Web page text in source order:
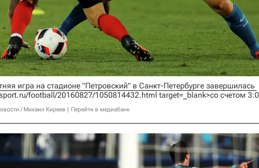
football/20160827/1050814432.html target=_blank>со счетом 3:0
/ Михаил Киреев Перейти в медиабанк